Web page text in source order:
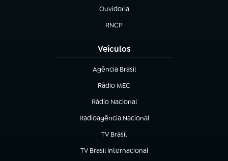
Ouvidoria
(abre em nova aba)
RNCP
(abre em nova aba)
Veículos
Agência Brasil
(abre em nova aba)
Rádio MEC
(abre em nova aba)
Rádio Nacional
Radioagência Nacional
(abre em nova aba)
TV Brasil
(abre em nova aba)
TV Brasil Internacional
(abre em nova aba)